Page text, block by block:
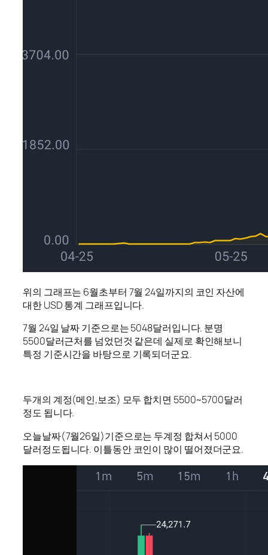
위의 그래프는 6월초부터 7월 24일까지의 코인 자산에
대한 USD 통계 그래프입니다.
7월 24일 날짜 기준으로는 5048달러입니다. 분명
5500달러근처를 넘었던것 같은데 실제로 확인해보니
특정 기준시간을 바탕으로 기록되더군요.
두개의 계정(메인,보조) 모두 합치면 5500~5700달러
정도 됩니다.
오늘날짜(7월26일)기준으로는 두계정 합쳐서 5000
달러정도됩니다. 이틀동안 코인이 많이 떨어졌더군요.